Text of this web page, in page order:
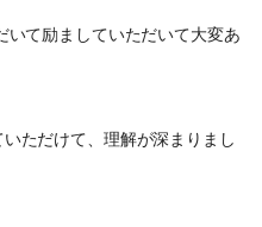
いて励ましていただいて大変あ
ただけて、理解が深まりまし